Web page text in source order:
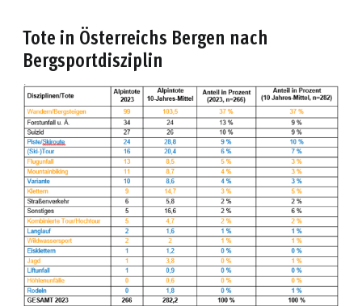
Tote in Österreichs Bergen nach
Bergsportdisziplin